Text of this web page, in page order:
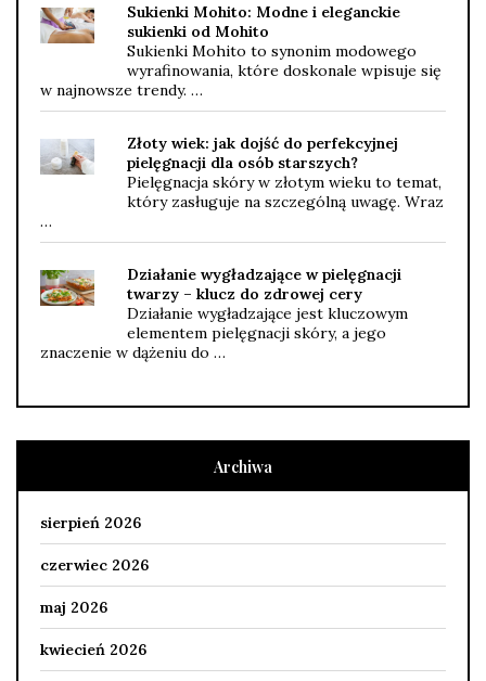
Sukienki Mohito: Modne i eleganckie
sukienki od Mohito
Sukienki Mohito to synonim modowego
wyrafinowania, które doskonale wpisuje się
w najnowsze trendy. …
Złoty wiek: jak dojść do perfekcyjnej
pielęgnacji dla osób starszych?
Pielęgnacja skóry w złotym wieku to temat,
który zasługuje na szczególną uwagę. Wraz
…
Działanie wygładzające w pielęgnacji
twarzy – klucz do zdrowej cery
Działanie wygładzające jest kluczowym
elementem pielęgnacji skóry, a jego
znaczenie w dążeniu do …
Archiwa
sierpień 2026
czerwiec 2026
maj 2026
kwiecień 2026